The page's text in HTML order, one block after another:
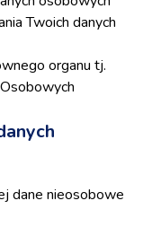
Twoich danych
organu tj.
dane nieosobowe